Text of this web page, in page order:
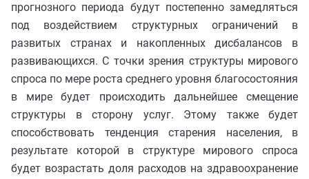
прогнозного периода будут постепенно замедляться
под воздействием структурных ограничений в
развитых странах и накопленных дисбалансов в
развивающихся. С точки зрения структуры мирового
спроса по мере роста среднего уровня благосостояния
в мире будет происходить дальнейшее смещение
структуры в сторону услуг. Этому также будет
способствовать тенденция старения населения, в
результате которой в структуре мирового спроса
будет возрастать доля расходов на здравоохранение